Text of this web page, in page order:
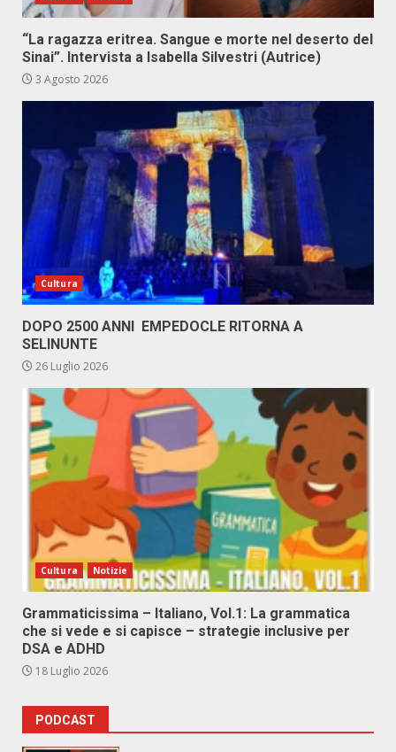
“La ragazza eritrea. Sangue e morte nel deserto del
Sinai”. Intervista a Isabella Silvestri (Autrice)
3 Agosto 2026
Cultura
DOPO 2500 ANNI EMPEDOCLE RITORNA A
SELINUNTE
26 Luglio 2026
Cultura Notizie
Grammaticissima – Italiano, Vol.1: La grammatica
che si vede e si capisce – strategie inclusive per
DSA e ADHD
18 Luglio 2026
PODCAST